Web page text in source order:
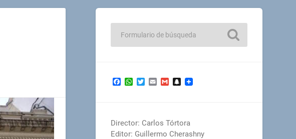
Facebook
WhatsApp
TwitterEmailGmailSnapchat
Director: Carlos Tórtora
Editor: Guillermo Cherashny